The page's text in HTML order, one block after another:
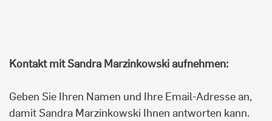
Kontakt mit Sandra Marzinkowski aufnehmen:
Geben Sie Ihren Namen und Ihre Email-Adresse an,
damit Sandra Marzinkowski Ihnen antworten kann.